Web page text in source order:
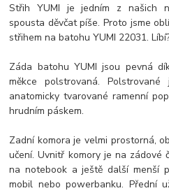
Střih YUMI je jedním z našich
spousta děvčat píše. Proto jsme
střihem na batohu YUMI 22031.
Záda batohu YUMI jsou pevná
měkce polstrovaná.
anatomicky tvarované ramenní
hrudním páskem.
Zadní komora je velmi prostorná,
učení. Uvnitř komory je na zádové
na notebook a ještě další menší
mobil nebo powerbanku. Přední